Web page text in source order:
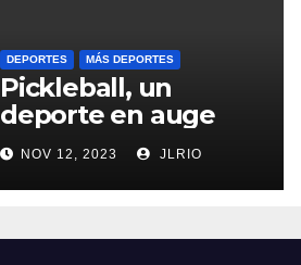
DEPORTES MÁS DEPORTES
Pickleball, un
deporte en auge
NOV 12, 2023 JLRIO